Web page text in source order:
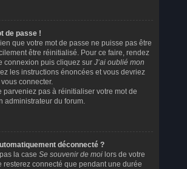
de passe !
que votre mot de passe ne puisse pas être
être réinitialisé. Pour ce faire, rendez
connexion puis cliquez sur J’ai oublié mon
les instructions énoncées et vous devriez
connecter.
parveniez pas à réinitialiser votre mot de
administrateur du forum.
déconnecté ?
la case Se souvenir de moi lors de votre
resterez connecté que pendant une durée